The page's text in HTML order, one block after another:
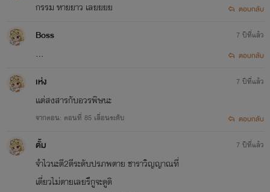
กรรม หายยาว เลยยยย
ตอบกลับ
Boss
...
7 ปีที่แล้ว
ตอบกลับ
เห่ง
เเต่สงสารกับอวรพิษนะ
จากตอน: ตอนที่ 85 เลื่อนระดับ
7 ปีที่แล้ว
ตอบกลับ
ตั้ม
จำไวนะตี2ตีระดับปรภพตาย ชาราวิญญาณที่
เดี่ยวไม่ตายเลยรึกูจะดูดิ
7 ปีที่แล้ว